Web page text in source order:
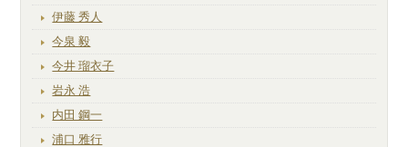
伊藤 秀人
今泉 毅
今井 瑠衣子
岩永 浩
内田 鋼一
浦口 雅行